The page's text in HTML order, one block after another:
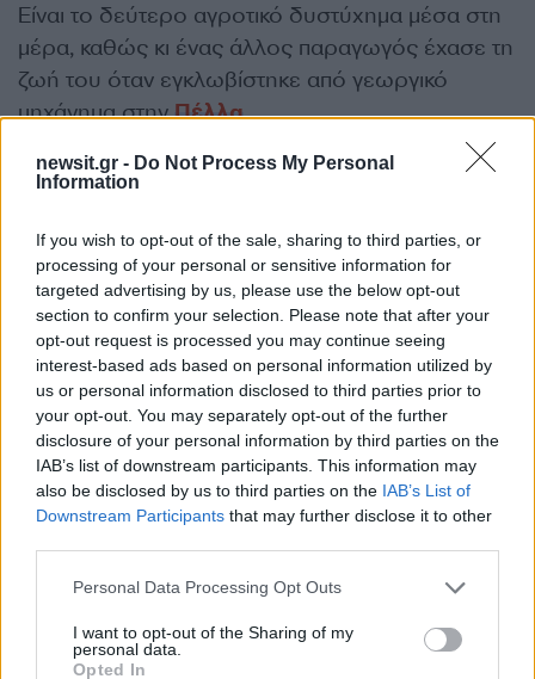
newsit.gr - Do Not Process My Personal
Information
If you wish to opt-out of the sale, sharing to third parties, or
processing of your personal or sensitive information for
targeted advertising by us, please use the below opt-out
section to confirm your selection. Please note that after your
opt-out request is processed you may continue seeing
interest-based ads based on personal information utilized by
us or personal information disclosed to third parties prior to
your opt-out. You may separately opt-out of the further
disclosure of your personal information by third parties on the
IAB’s list of downstream participants. This information may
also be disclosed by us to third parties on the IAB’s List of
Downstream Participants that may further disclose it to other
Please note that this website/app uses one or more Google
not limited to your visit or usage behaviour. You may click to
grant or deny consent to Google and its third-party tags to
Personal Data Processing Opt Outs
I want to opt-out of the Sharing of my
personal data.
Opted In
Είναι το δεύτερο αγροτικό δυστύχημα μέσα στη
μέρα, καθώς κι ένας άλλος παραγωγός έχασε τη
ζωή του όταν εγκλωβίστηκε από γεωργικό
μηχάνημα στηνΠέλλα.
πηγή:korinthostv.gr
Αν τα χάσατε